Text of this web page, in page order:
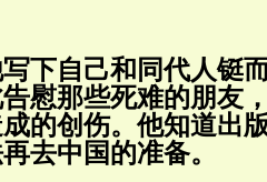
下自己和同代人铤
慰那些死难的朋友
的创伤。他知道出
去中国的准备。